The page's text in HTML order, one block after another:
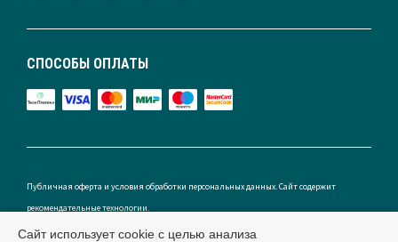
СПОСОБЫ ОПЛАТЫ
Публичная оферта и условия обработки персональных данных. Сайт содержит
рекомендательные технологии.
Сайт использует cookie с целью анализа